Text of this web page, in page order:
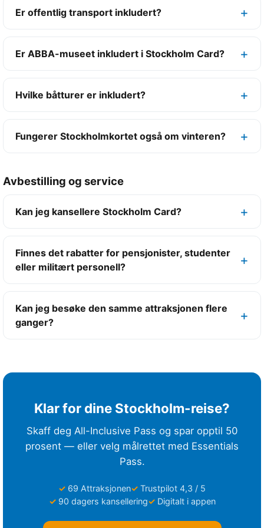
Er offentlig transport inkludert?
Er ABBA-museet inkludert i Stockholm Card?
Hvilke båtturer er inkludert?
Fungerer Stockholmkortet også om vinteren?
Avbestilling og service
Kan jeg kansellere Stockholm Card?
Finnes det rabatter for pensjonister, studenter
eller militært personell?
Kan jeg besøke den samme attraksjonen flere
ganger?
Klar for dine Stockholm-reise?
Skaff deg All-Inclusive Pass og spar opptil 50
prosent — eller velg målrettet med Essentials
Pass.
69 Attraksjonen
Trustpilot 4,3 / 5
90 dagers kansellering
Digitalt i appen